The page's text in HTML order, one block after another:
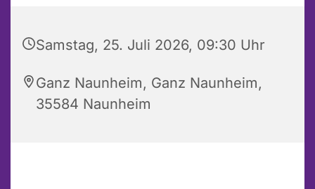
Samstag, 25. Juli 2026, 09:30 Uhr
Ganz Naunheim, Ganz Naunheim,
35584 Naunheim